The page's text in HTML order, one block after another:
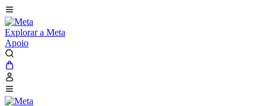
Explorar a Meta
Apoio